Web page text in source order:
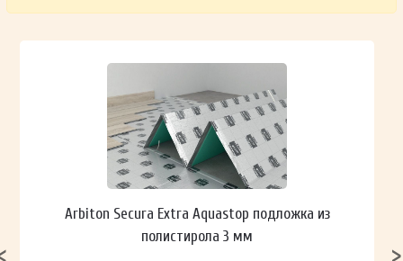
Arbiton Secura Extra Aquastop подложка из
полистирола 3 мм